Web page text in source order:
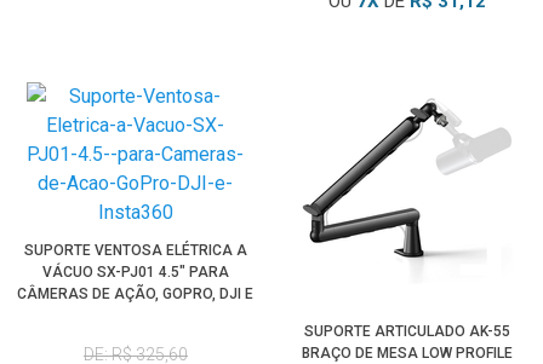
SUPORTE VENTOSA ELÉTRICA A
VÁCUO SX-PJ01 4.5" PARA
CÂMERAS DE AÇÃO, GOPRO, DJI E
DE: R$ 325,60
SUPORTE ARTICULADO AK-55
BRAÇO DE MESA LOW PROFILE